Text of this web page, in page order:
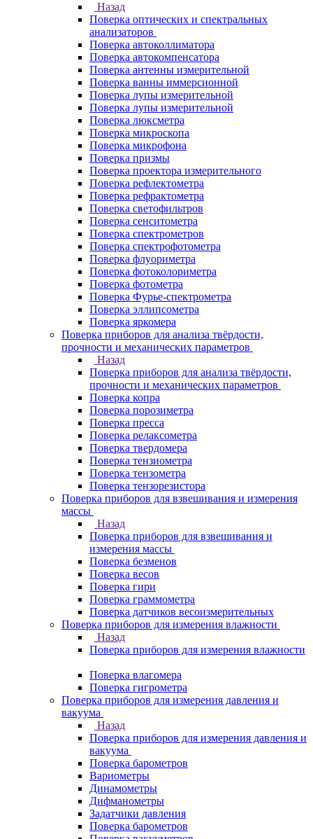
Назад
Поверка оптических и спектральных
анализаторов
Поверка автоколлиматора
Поверка автокомпенсатора
Поверка антенны измерительной
Поверка ванны иммерсионной
Поверка лупы измерительной
Поверка лупы измерительной
Поверка люксметра
Поверка микроскопа
Поверка микрофона
Поверка призмы
Поверка проектора измерительного
Поверка рефлектометра
Поверка рефрактометра
Поверка светофильтров
Поверка сенситометра
Поверка спектрометров
Поверка спектрофотометра
Поверка флуориметра
Поверка фотоколориметра
Поверка фотометра
Поверка Фурье-спектрометра
Поверка эллипсометра
Поверка яркомера
Поверка приборов для анализа твёрдости,
прочности и механических параметров
Назад
Поверка приборов для анализа твёрдости,
прочности и механических параметров
Поверка копра
Поверка порозиметра
Поверка пресса
Поверка релаксометра
Поверка твердомера
Поверка тензиометра
Поверка тензометра
Поверка тензорезистора
Поверка приборов для взвешивания и измерения
массы
Назад
Поверка приборов для взвешивания и
измерения массы
Поверка безменов
Поверка весов
Поверка гири
Поверка граммометра
Поверка датчиков весоизмерительных
Поверка приборов для измерения влажности
Назад
Поверка приборов для измерения влажности
Поверка влагомера
Поверка гигрометра
Поверка приборов для измерения давления и
вакуума
Назад
Поверка приборов для измерения давления и
вакуума
Поверка барометров
Вариометры
Динамометры
Дифманометры
Задатчики давления
Поверка барометров